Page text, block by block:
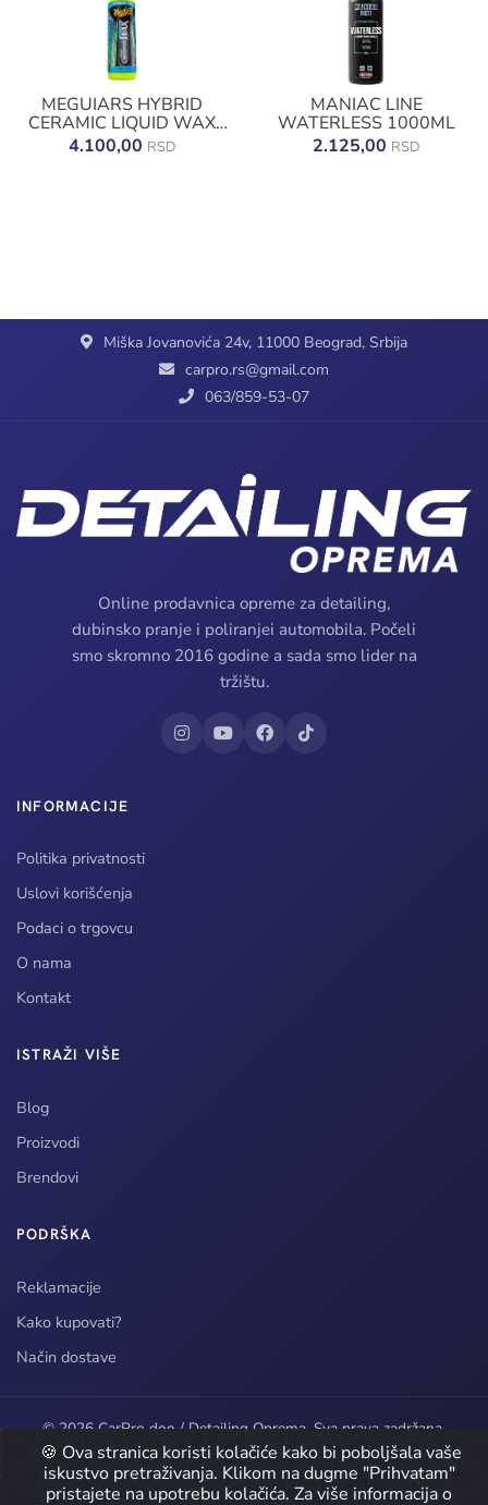
MEGUIARS HYBRID
CERAMIC LIQUID WAX
473ML
4.100,00 RSD
MANIAC LINE
WATERLESS 1000ML
2.125,00 RSD
Miška Jovanovića 24v, 11000 Beograd, Srbija
carpro.rs@gmail.com
063/859-53-07
Online prodavnica opreme za detailing,
dubinsko pranje i poliranjei automobila. Počeli
smo skromno 2016 godine a sada smo lider na
tržištu.
INFORMACIJE
Politika privatnosti
Uslovi korišćenja
Podaci o trgovcu
O nama
Kontakt
ISTRAŽI VIŠE
Blog
Proizvodi
Brendovi
PODRŠKA
Reklamacije
Kako kupovati?
Način dostave
© 2026 CarPro doo / Detailing Oprema. Sva prava zadržana.
Developed by
Icons byIcons8
🍪 Ova stranica koristi kolačiće kako bi poboljšala vaše
iskustvo pretraživanja. Klikom na dugme "Prihvatam"
pristajete na upotrebu kolačića. Za više informacija o